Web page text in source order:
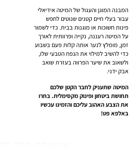
המבנה המוגן והעגול של המיטה אידיאלי
עבור בעלי חיים קטנים שנוטים לחפש
פינות חשוכות או מוגנות בבית. כדי לשמור
על המיטה רעננה, נקייה ופרוותית לאורך
זמן, מומלץ לנער אותה קלות פעם בשבוע
כדי להשיב למילוי את הנפח הטבעי שלו,
ולשאוב את שיער הפרווה בעזרת שואב
אבק ידני.
המיטה שתעניק לחבר הקטן שלכם
תחושת ביטחון ופינוק מקסימלית. בחרו
את הצבע האהוב עליכם והזמינו עכשיו
באלפא פט!